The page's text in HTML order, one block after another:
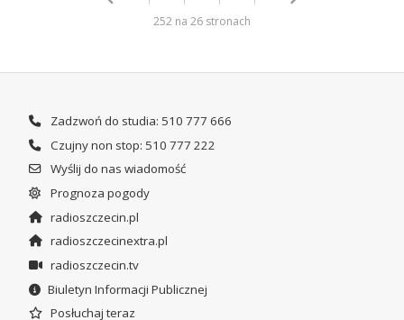
252 na 26 stronach
Zadzwoń do studia: 510 777 666
Czujny non stop: 510 777 222
Wyślij do nas wiadomość
Prognoza pogody
radioszczecin.pl
radioszczecinextra.pl
radioszczecin.tv
Biuletyn Informacji Publicznej
Posłuchaj teraz